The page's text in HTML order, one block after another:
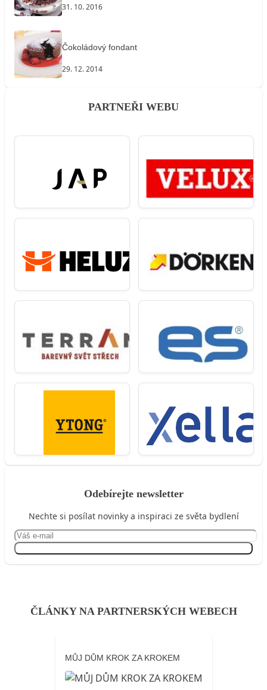
31. 10. 2016
Čokoládový fondant
29. 12. 2014
PARTNEŘI WEBU
Odebírejte newsletter
Nechte si posílat novinky a inspiraci ze světa bydlení
ČLÁNKY NA PARTNERSKÝCH WEBECH
MŮJ DŮM KROK ZA KROKEM